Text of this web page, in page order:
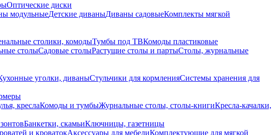
Оптические диски
модульныеДетские диваныДиваны садовыеКомплекты мягкой
столики, комодыТумбы под ТВКомоды пластиковые
столыСадовые столыРастущие столы и партыСтолы, журнальные
уголки, диваныСтульчики для кормленияСистемы хранения для
креслаКомоды и тумбыЖурнальные столы, столы-книгиКресла-качалки,
Банкетки, скамьиКлючницы, газетницы
и кроватокАксессуары для мебелиКомплектующие для мягкой